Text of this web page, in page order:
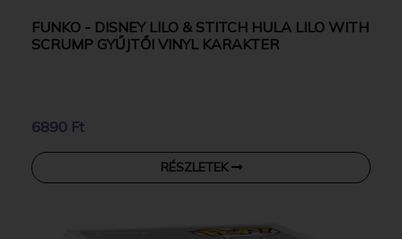
FUNKO - DISNEY LILO & STITCH HULA LILO WITH
SCRUMP GYŰJTŐI VINYL KARAKTER
6890 Ft
RÉSZLETEK